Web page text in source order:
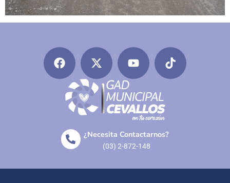
¿Necesita Contactarnos?
(03) 2-872-148